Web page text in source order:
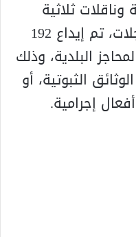
ثلاثية
العجلات ودراجات رباعية العجلات، تم إيداع 192
البلدية، وذلك
الثبوتية، أو
إجرامية.